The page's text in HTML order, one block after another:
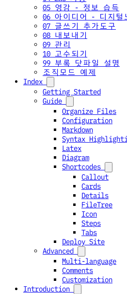
05 영감 - 정보 습득
06 아이디어 - 디지털
07 글쓰기 추가도구
08 내보내기
09 관리
10 고수되기
99 부록 닷파일 설명
조직모드 예제
Index
Getting Started
Guide
Organize Files
Configuration
Markdown
Syntax
Latex
Diagram
Shortcodes
Callout
Cards
Details
FileTree
Icon
Steps
Tabs
Deploy Site
Advanced
Multi-language
Comments
Customization
Introduction